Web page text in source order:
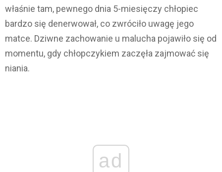
właśnie tam, pewnego dnia 5-miesięczy chłopiec
bardzo się denerwował, co zwróciło uwagę jego
matce. Dziwne zachowanie u malucha pojawiło się od
momentu, gdy chłopczykiem zaczęła zajmować się
niania.
ad